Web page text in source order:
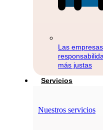
Las
más justas
Servicios
Nuestros servicios